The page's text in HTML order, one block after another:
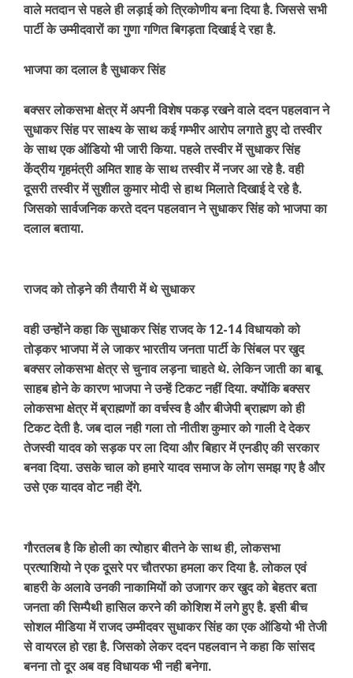
वाले मतदान से पहले ही लड़ाई को त्रिकोणीय बना दिया है. जिससे सभी
पार्टी के उम्मीदवारों का गुणा गणित बिगड़ता दिखाई दे रहा है.
भाजपा का दलाल है सुधाकर सिंह
बक्सर लोकसभा क्षेत्र में अपनी विशेष पकड़ रखने वाले ददन पहलवान ने
सुधाकर सिंह पर साक्ष्य के साथ कई गम्भीर आरोप लगाते हुए दो तस्वीर
के साथ एक ऑडियो भी जारी किया. पहले तस्वीर में सुधाकर सिंह
केंद्रीय गृहमंत्री अमित शाह के साथ तस्वीर में नजर आ रहे है. वही
दूसरी तस्वीर में सुशील कुमार मोदी से हाथ मिलाते दिखाई दे रहे है.
जिसको सार्वजनिक करते ददन पहलवान ने सुधाकर सिंह को भाजपा का
दलाल बताया.
राजद को तोड़ने की तैयारी में थे सुधाकर
वही उन्होंने कहा कि सुधाकर सिंह राजद के 12-14 विधायको को
तोड़कर भाजपा में ले जाकर भारतीय जनता पार्टी के सिंबल पर खुद
बक्सर लोकसभा क्षेत्र से चुनाव लड़ना चाहते थे. लेकिन जाती का बाबू
साहब होने के कारण भाजपा ने उन्हें टिकट नहीं दिया. क्योंकि बक्सर
लोकसभा क्षेत्र में ब्राह्मणों का वर्चस्व है और बीजेपी ब्राह्मण को ही
टिकट देती है. जब दाल नही गला तो नीतीश कुमार को गाली दे देकर
तेजस्वी यादव को सड़क पर ला दिया और बिहार में एनडीए की सरकार
बनवा दिया. उसके चाल को हमारे यादव समाज के लोग समझ गए है और
उसे एक यादव वोट नही देंगे.
गौरतलब है कि होली का त्योहार बीतने के साथ ही, लोकसभा
प्रत्याशियो ने एक दूसरे पर चौतरफा हमला कर दिया है. लोकल एवं
बाहरी के अलावे उनकी नाकामियों को उजागर कर खुद को बेहतर बता
जनता की सिम्पैथी हासिल करने की कोशिश में लगे हुए है. इसी बीच
सोशल मीडिया में राजद उम्मीदवर सुधाकर सिंह का एक ऑडियो भी तेजी
से वायरल हो रहा है. जिसको लेकर ददन पहलवान ने कहा कि सांसद
बनना तो दूर अब वह विधायक भी नही बनेगा.